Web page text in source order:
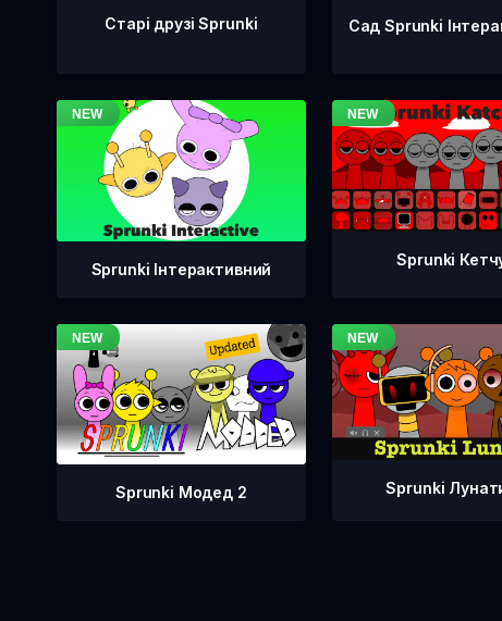
Старі друзі Sprunki Сад Sprunki
Sprunki Інтерактивний
Sprunki
Sprunki Модед 2 Sprunki